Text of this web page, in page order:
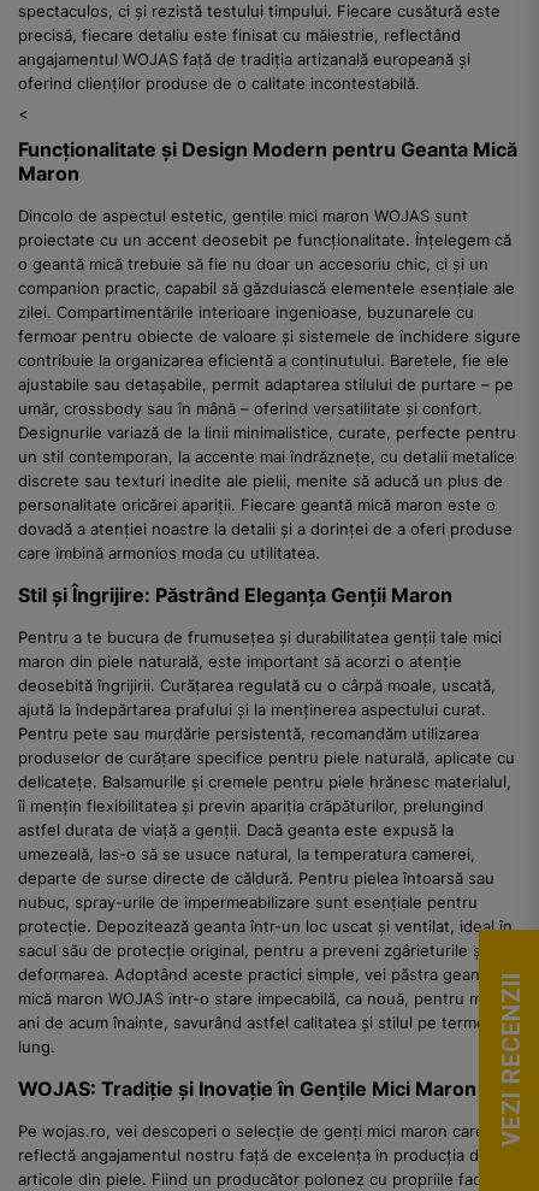
spectaculos, ci și rezistă testului timpului. Fiecare cusătură este
precisă, fiecare detaliu este finisat cu măiestrie, reflectând
angajamentul WOJAS față de tradiția artizanală europeană și
oferind clienților produse de o calitate incontestabilă.
<
Funcționalitate și Design Modern pentru Geanta Mică
Maron
Dincolo de aspectul estetic, gențile mici maron WOJAS sunt
proiectate cu un accent deosebit pe funcționalitate. Înțelegem că
o geantă mică trebuie să fie nu doar un accesoriu chic, ci și un
companion practic, capabil să găzduiască elementele esențiale ale
zilei. Compartimentările interioare ingenioase, buzunarele cu
fermoar pentru obiecte de valoare și sistemele de închidere sigure
contribuie la organizarea eficientă a conținutului. Baretele, fie ele
ajustabile sau detașabile, permit adaptarea stilului de purtare – pe
umăr, crossbody sau în mână – oferind versatilitate și confort.
Designurile variază de la linii minimalistice, curate, perfecte pentru
un stil contemporan, la accente mai îndrăznețe, cu detalii metalice
discrete sau texturi inedite ale pielii, menite să aducă un plus de
personalitate oricărei apariții. Fiecare geantă mică maron este o
dovadă a atenției noastre la detalii și a dorinței de a oferi produse
care îmbină armonios moda cu utilitatea.
Stil și Îngrijire: Păstrând Eleganța Genții Maron
Pentru a te bucura de frumusețea și durabilitatea genții tale mici
maron din piele naturală, este important să acorzi o atenție
deosebită îngrijirii. Curățarea regulată cu o cârpă moale, uscată,
ajută la îndepărtarea prafului și la menținerea aspectului curat.
Pentru pete sau murdărie persistentă, recomandăm utilizarea
produselor de curățare specifice pentru piele naturală, aplicate cu
delicatețe. Balsamurile și cremele pentru piele hrănesc materialul,
îi mențin flexibilitatea și previn apariția crăpăturilor, prelungind
astfel durata de viață a genții. Dacă geanta este expusă la
umezeală, las-o să se usuce natural, la temperatura camerei,
departe de surse directe de căldură. Pentru pielea întoarsă sau
nubuc, spray-urile de impermeabilizare sunt esențiale pentru
protecție. Depozitează geanta într-un loc uscat și ventilat, ideal în
sacul său de protecție original, pentru a preveni zgârieturile și
deformarea. Adoptând aceste practici simple, vei păstra geanta
mică maron WOJAS într-o stare impecabilă, ca nouă, pentru mulți
ani de acum înainte, savurând astfel calitatea și stilul pe termen
lung.
WOJAS: Tradiție și Inovație în Gențile Mici Maron
Pe wojas.ro, vei descoperi o selecție de genți mici maron care
reflectă angajamentul nostru față de excelența în producția de
articole din piele. Fiind un producător polonez cu propriile facilități
VEZI RECENZII